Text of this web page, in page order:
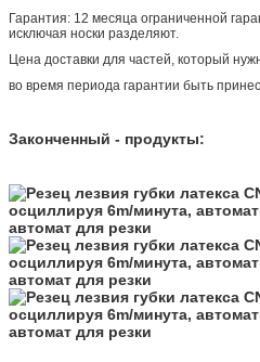
Гарантия: 12 месяца ограниченной
исключая носки разделяют.
Цена доставки для частей, который
во время периода гарантии быть
Законченный - продукты: